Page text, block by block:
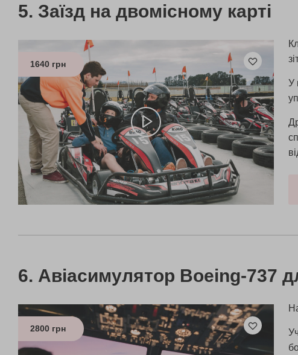
Заїзд на двомісному карті
1640 грн
У
Авіасимулятор Boeing-737
2800 грн